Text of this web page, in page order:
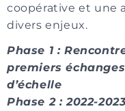
coopérative et une
divers enjeux.
Phase 1 :
premiers
d’échelle
Phase 2 : 2022-